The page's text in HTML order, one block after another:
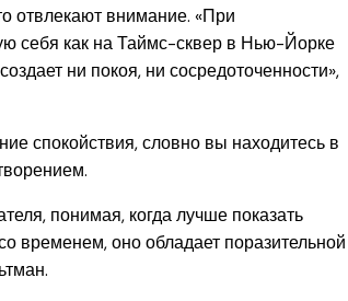
отвлекают внимание. «При
себя как на Таймс-сквер в Нью-Йорке
ни покоя, ни сосредоточенности»,
спокойствия, словно вы находитесь в
понимая, когда лучше показать
временем, оно обладает поразительной